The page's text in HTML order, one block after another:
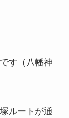
す（八幡神
ルートが通